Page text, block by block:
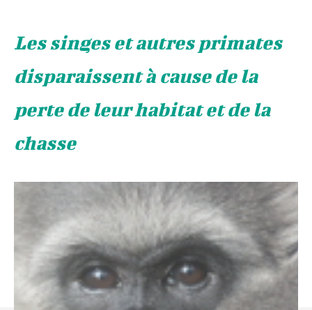
Les singes et autres primates
disparaissent à cause de la
perte de leur habitat et de la
chasse